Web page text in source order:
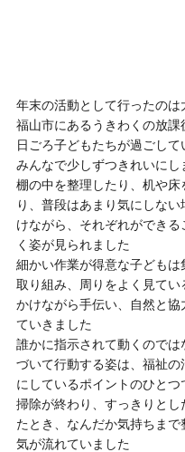
年末の活動として行ったのは
福山市にあるうきわくの放課
日ごろ子どもたちが過ごして
みんなで少しずつきれいにし
棚の中を整理したり、机や床
り、普段はあまり気にしない
けながら、それぞれができる
く姿が見られました
細かい作業が得意な子どもは
取り組み、周りをよく見てい
かけながら手伝い、自然と協
ていきました
誰かに指示されて動くのでは
づいて行動する姿は、福祉の
にしているポイントのひとつ
掃除が終わり、すっきりとし
たとき、なんだか気持ちまで
気が流れていました